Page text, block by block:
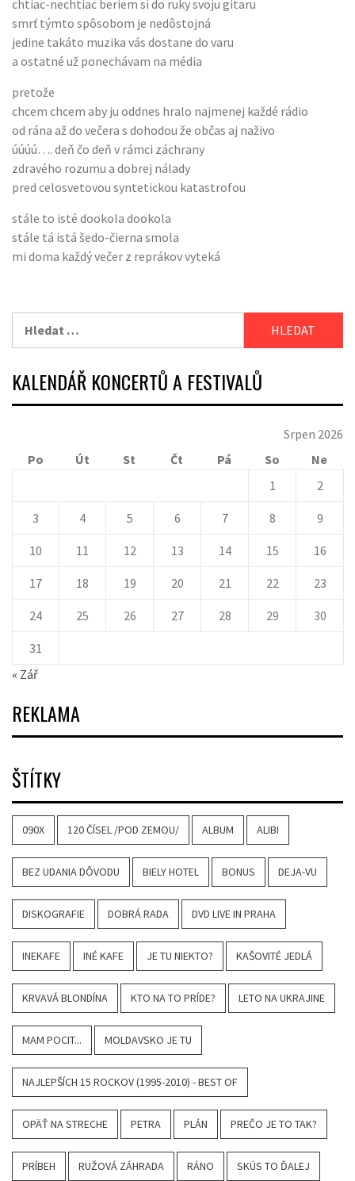
chtiac-nechtiac beriem si do ruky svoju gitaru
smrť týmto spôsobom je nedôstojná
jedine takáto muzika vás dostane do varu
a ostatné už ponechávam na média
pretože
chcem chcem aby ju oddnes hralo najmenej každé rádio
od rána až do večera s dohodou že občas aj naživo
úúúú…. deň čo deň v rámci záchrany
zdravého rozumu a dobrej nálady
pred celosvetovou syntetickou katastrofou
stále to isté dookola dookola
stále tá istá šedo-čierna smola
mi doma každý večer z reprákov vyteká
KALENDÁŘ KONCERTŮ A FESTIVALŮ
Srpen 2026
Po
Út St Čt Pá So
Ne
1
2
3 4 5 6 7 8 9
10 11 12 13 14 15 16
17 18 19 20 21 22 23
24 25 26 27 28 29 30
31
« Zář
REKLAMA
ŠTÍTKY
090X 120 ČÍSEL /POD ZEMOU/ ALBUM ALIBI
BEZ UDANIA DÔVODU BIELY HOTEL BONUS DEJA-VU
DISKOGRAFIE DOBRÁ RADA DVD LIVE IN PRAHA
INEKAFE INÉ KAFE JE TU NIEKTO? KAŠOVITÉ JEDLÁ
KRVAVÁ BLONDÍNA KTO NA TO PRÍDE? LETO NA UKRAJINE
MAM POCIT... MOLDAVSKO JE TU
NAJLEPŠÍCH 15 ROCKOV (1995-2010) - BEST OF
OPÄŤ NA STRECHE PETRA PLÁN PREČO JE TO TAK?
PRÍBEH RUŽOVÁ ZÁHRADA RÁNO SKÚS TO ĎALEJ